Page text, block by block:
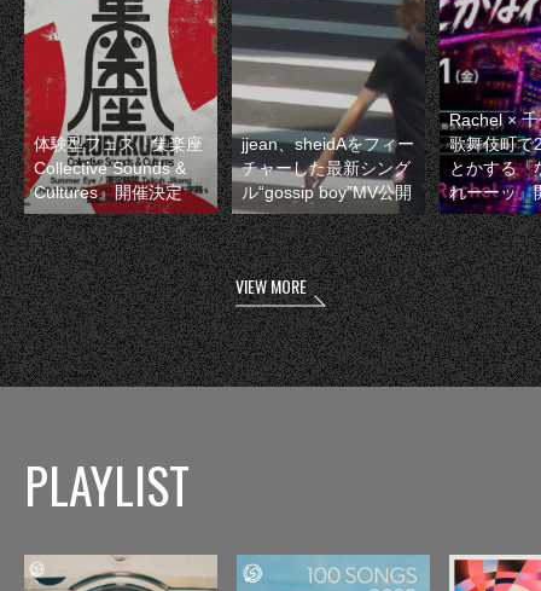
体験型フェス『集楽座
Collective Sounds &
Cultures』開催決定
jjean、sheidAをフィー
チャーした最新シング
ル“gossip boy”MV公開
Rachel ×
歌舞伎町で
とかする『
れーーッ』
VIEW MORE
PLAYLIST